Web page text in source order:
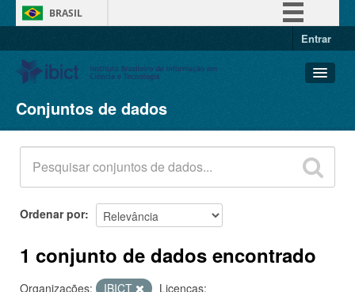
BRASIL
Entrar
Conjuntos de dados
Organizações
Grupos
Sobre
Conjuntos de dados
Ordenar por
1 conjunto de dados encontrado
Organizações: IBICT
Licenças: